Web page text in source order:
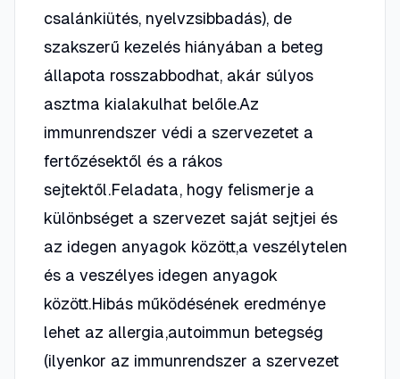
csalánkiütés, nyelvzsibbadás), de
szakszerű kezelés hiányában a beteg
állapota rosszabbodhat, akár súlyos
asztma kialakulhat belőle.Az
immunrendszer védi a szervezetet a
fertőzésektől és a rákos
sejtektől.Feladata, hogy felismerje a
különbséget a szervezet saját sejtjei és
az idegen anyagok között,a veszélytelen
és a veszélyes idegen anyagok
között.Hibás működésének eredménye
lehet az allergia,autoimmun betegség
(ilyenkor az immunrendszer a szervezet